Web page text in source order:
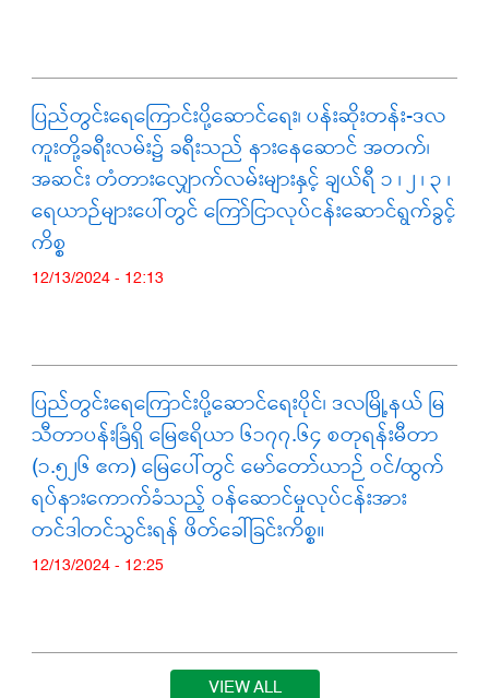
ပြည်တွင်းရေကြောင်းပို့ဆောင်ရေး၊ ပန်းဆိုးတန်း-ဒလ
ကူးတို့ခရီးလမ်း၌ ခရီးသည် နားနေဆောင် အတက်၊
အဆင်း တံတားလျှောက်လမ်းများနှင့် ချယ်ရီ ၁ ၊ ၂ ၊ ၃ ၊
ရေယာဉ်များပေါ်တွင် ကြော်ငြာလုပ်ငန်းဆောင်ရွက်ခွင့်
ကိစ္စ
12/13/2024 - 12:13
ပြည်တွင်းရေကြောင်းပို့ဆောင်ရေးပိုင်၊ ဒလမြို့နယ် မြ
သီတာပန်းခြံရှိ မြေဧရိယာ ၆၁၇၇.၆၄ စတုရန်းမီတာ
(၁.၅၂၆ ဧက) မြေပေါ်တွင် မော်တော်ယာဉ် ဝင်/ထွက်
ရပ်နားကောက်ခံသည့် ဝန်ဆောင်မှုလုပ်ငန်းအား
တင်ဒါတင်သွင်းရန် ဖိတ်ခေါ်ခြင်းကိစ္စ။
12/13/2024 - 12:25
VIEW ALL